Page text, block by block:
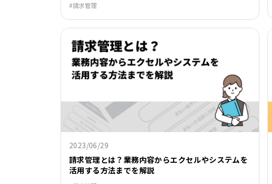
請求管理
2023/06/29
請求管理とは？業務内容からエクセルやシステムを
活用する方法までを解説